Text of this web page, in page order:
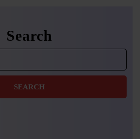
Search